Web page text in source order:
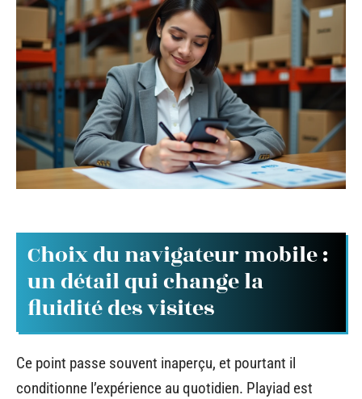
Choix du navigateur mobile :
un détail qui change la
fluidité des visites
Ce point passe souvent inaperçu, et pourtant il
conditionne l’expérience au quotidien. Playiad est